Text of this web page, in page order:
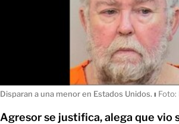
Disparan a una menor en Estados Unidos. ı Foto:
Agresor se justifica, alega que vio